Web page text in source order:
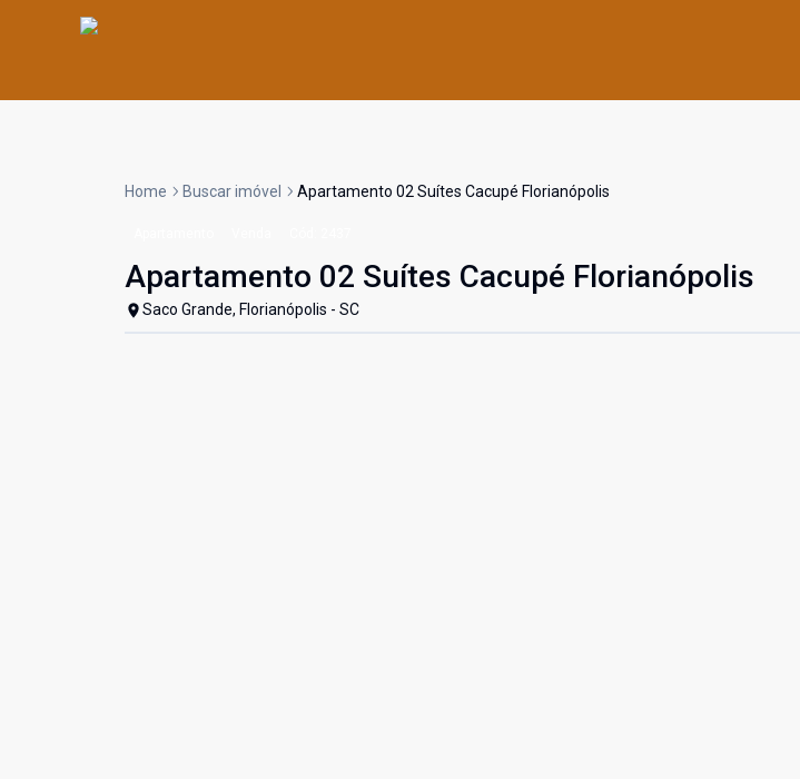
Home Buscar imóvel Apartamento 02 Suítes Cacupé Florianópolis
Apartamento 02 Suítes Cacupé Florianópolis
Saco Grande, Florianópolis - SC